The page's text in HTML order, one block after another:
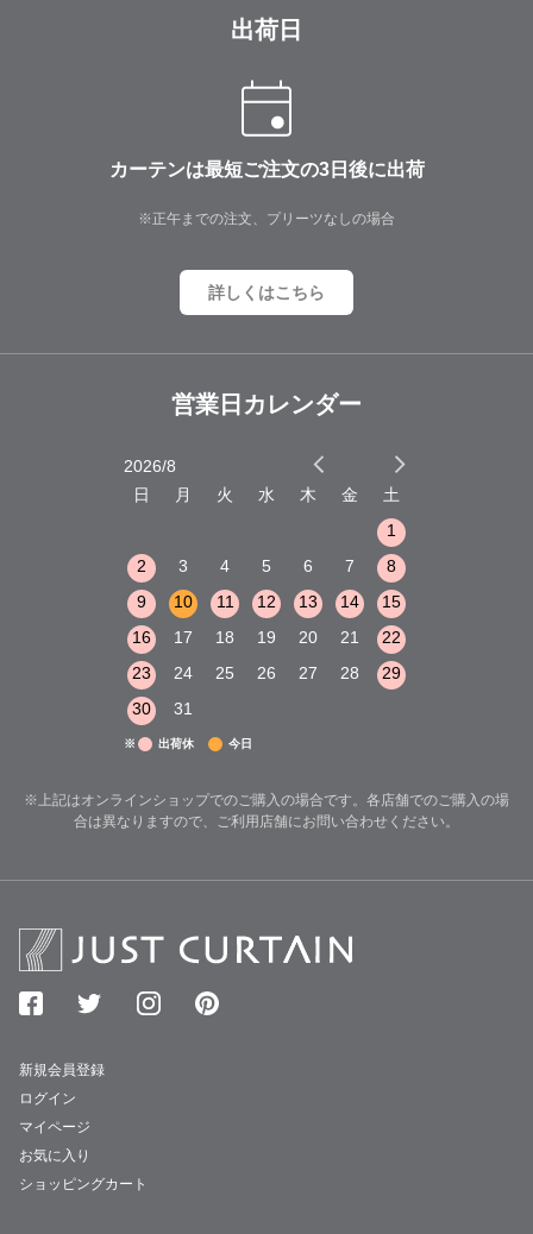
出荷日
カーテンは最短ご注文の3日後に出荷
※正午までの注文、プリーツなしの場合
詳しくはこちら
営業日カレンダー
2026/8
日
月 火 水 木 金
土
1
2
3 4 5 6 7
8
9
10 11 12 13 14
15
16
17 18 19 20 21
22
23
24 25 26 27 28
29
30
31
※ 出荷休 今日
※上記はオンラインショップでのご購入の場合です。各店舗でのご購入の場
合は異なりますので、ご利用店舗にお問い合わせください。
新規会員登録
ログイン
マイページ
お気に入り
ショッピングカート